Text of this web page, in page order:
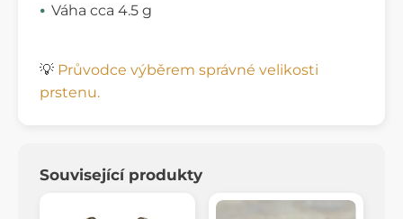
Váha cca 4.5 g
💡 Průvodce výběrem správné velikosti
prstenu.
Související produkty